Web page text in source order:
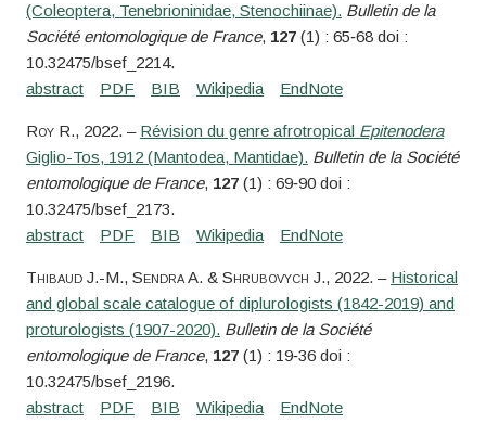
(Coleoptera, Tenebrioninidae, Stenochiinae). Bulletin de la
Société entomologique de France, 127(1) : 65‑68 doi :
10.32475/bsef_2214.
RoyR., 2022. – Révision du genre afrotropical Epitenodera
Giglio-Tos, 1912 (Mantodea, Mantidae). Bulletin de la Société
entomologique de France, 127(1) : 69‑90 doi :
10.32475/bsef_2173.
ThibaudJ.-M., SendraA. & Shrubovych J., 2022. – Historical
and global scale catalogue of diplurologists (1842-2019) and
proturologists (1907-2020). Bulletin de la Société
entomologique de France, 127(1) : 19‑36 doi :
10.32475/bsef_2196.